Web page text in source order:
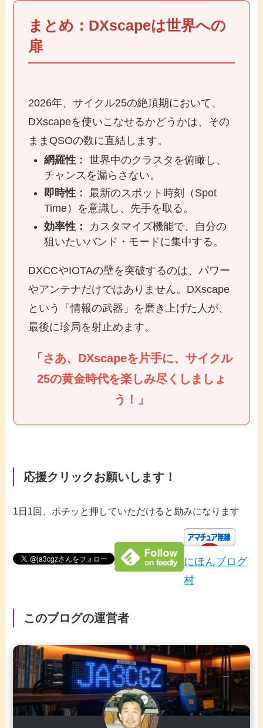
まとめ：DXscapeは世界への
扉
2026年、サイクル25の絶頂期において、
DXscapeを使いこなせるかどうかは、その
ままQSOの数に直結します。
網羅性： 世界中のクラスタを俯瞰し、
チャンスを漏らさない。
即時性： 最新のスポット時刻（Spot
Time）を意識し、先手を取る。
効率性：
カスタマイズ機能で、自分の
狙いたいバンド・モードに集中する。
DXCCやIOTAの壁を突破するのは、パワー
やアンテナだけではありません。DXscape
という「情報の武器」を磨き上げた人が、
最後に珍局を射止めます。
「さあ、DXscapeを片手に、サイクル
25の黄金時代を楽しみ尽くしましょ
う！」
応援クリックお願いします！
1日1回、ポチッと押していただけると励みになります
にほんブログ
村
このブログの運営者